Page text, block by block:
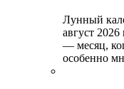
Лунный
август
— месяц,
особенно